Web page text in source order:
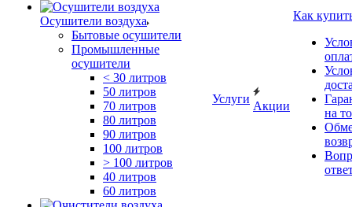
Осушители воздуха
Бытовые осушители
Промышленные
осушители
< 30 литров
50 литров
70 литров
80 литров
90 литров
100 литров
> 100 литров
40 литров
60 литров
Услуги
Акции
Как
на